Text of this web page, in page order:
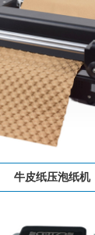
牛皮纸压泡纸机